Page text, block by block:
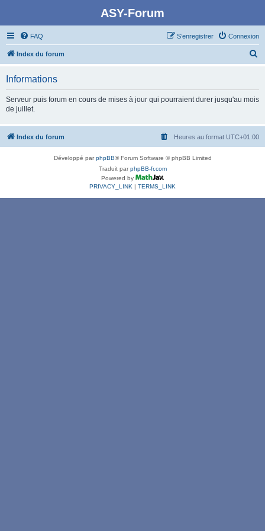
ASY-Forum
FAQ Connexion
S’enregistrer
Index du forum
c
Informations
Serveur puis forum en cours de mises à jour qui pourraient durer jusqu'au mois
de juillet.
Index du forum Heures au format UTC+01:00
Développé parphpBB® Forum Software © phpBB Limited
Traduit parphpBB-fr.com
Powered by
PRIVACY_LINK | TERMS_LINK